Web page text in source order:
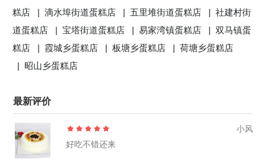
糕店 |滴水埠街道蛋糕店 | 五里堆街道蛋糕店 |社建村街
道蛋糕店 |宝塔街道蛋糕店 |易家湾镇蛋糕店 |双马镇蛋
糕店 | 霞城乡蛋糕店 |板塘乡蛋糕店 |荷塘乡蛋糕店
| 昭山乡蛋糕店
最新评价
小风
好吃不错还来